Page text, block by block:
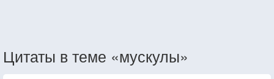
Цитаты в теме «мускулы»